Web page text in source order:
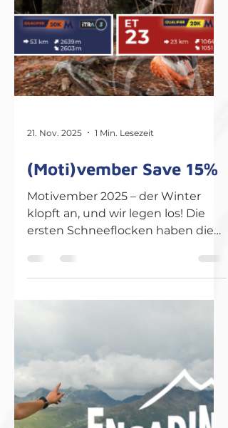
klopft an, und wir legen los! Die
ersten Schneeflocken haben die
Engadiner Trails in ein winterliches
Weiss getaucht. Genau diese